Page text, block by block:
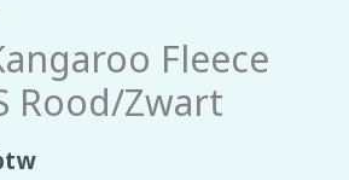
Fleece
Rood/Zwart